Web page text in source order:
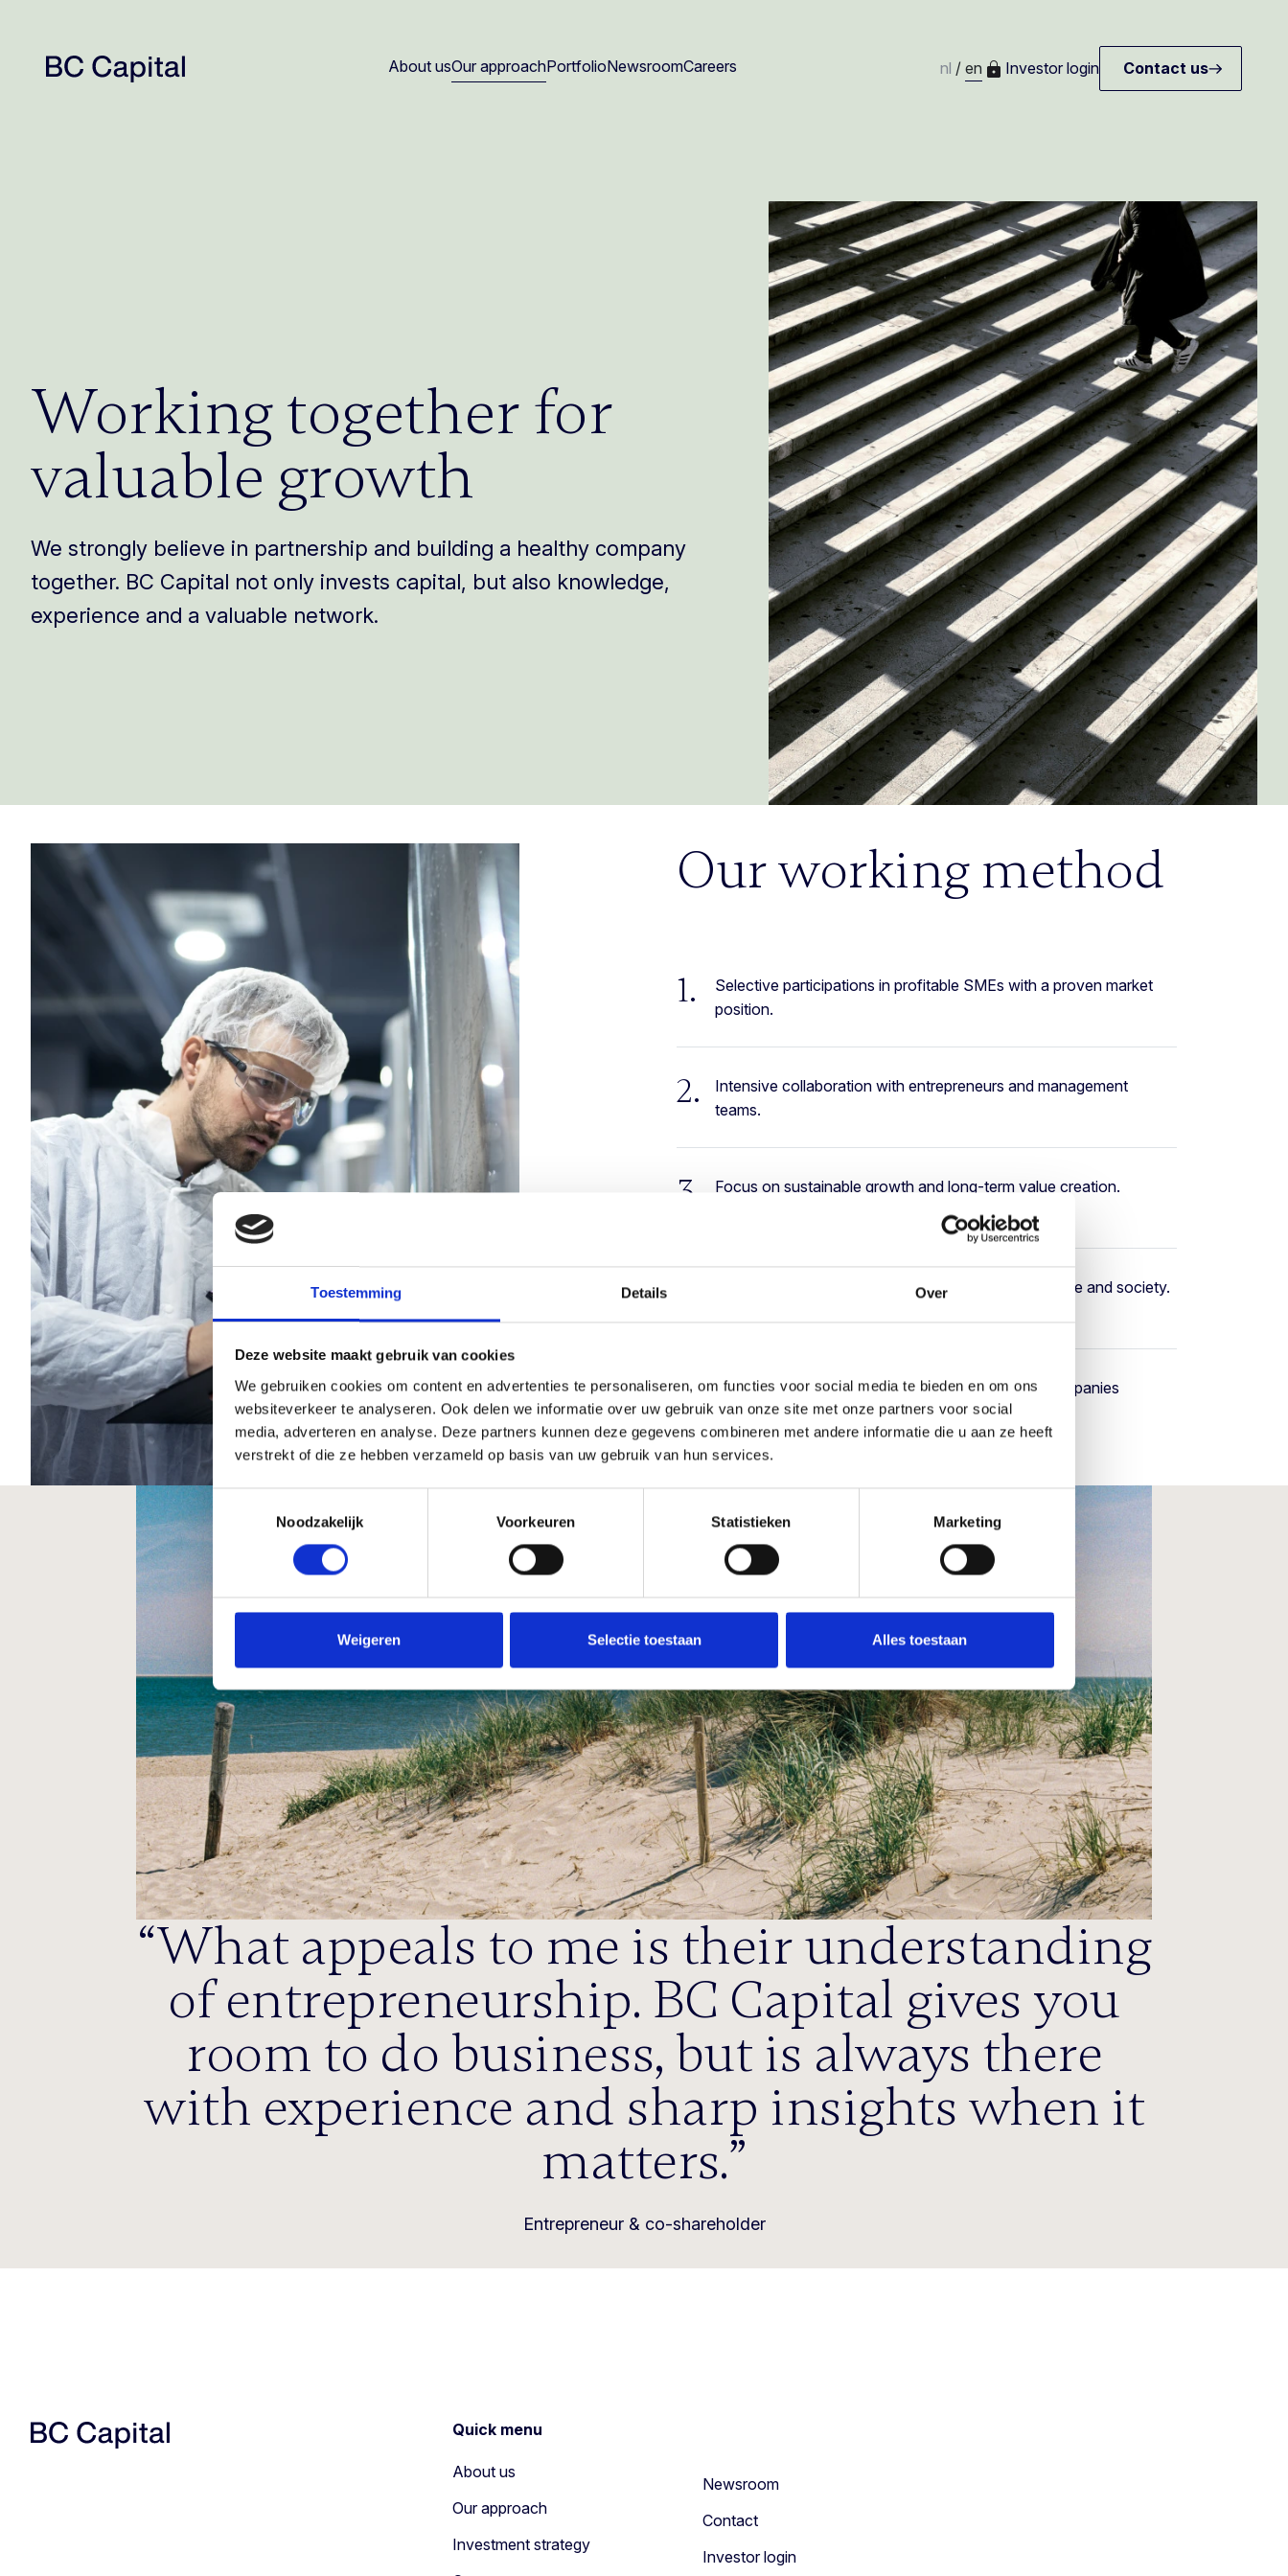
Toestemming Details Over
Deze website maakt gebruik van cookies
We gebruiken cookies om content en advertenties te personaliseren, om functies voor social media te bieden en om ons
websiteverkeer te analyseren. Ook delen we informatie over uw gebruik van onze site met onze partners voor social
media, adverteren en analyse. Deze partners kunnen deze gegevens combineren met andere informatie die u aan ze heeft
verstrekt of die ze hebben verzameld op basis van uw gebruik van hun services.
Noodzakelijk
Voorkeuren Statistieken Marketing
Weigeren Selectie toestaan Alles toestaan
About usOur approachPortfolioNewsroomCareers nl / en Investor login Contact us
Working together for
valuable growth
We strongly believe in partnership and building a healthy company
together. BC Capital not only invests capital, but also knowledge,
experience and a valuable network.
Our working method
1.
Selective participations in profitable SMEs with a proven market
position.
2.
Intensive collaboration with entrepreneurs and management
teams.
3. Focus on sustainable growth and long-term value creation.
Responsible entrepreneurship and attention to people and society.
5.
By connecting strategy and execution, we help companies
professionalize, grow and prepare for the future.
What appeals to me is their understanding
of entrepreneurship. BC Capital gives you
room to do business, but is always there
with experience and sharp insights when it
matters.
Entrepreneur & co-shareholder
Quick menu
About us
Our approach
Investment strategy
Newsroom
Contact
Investor login